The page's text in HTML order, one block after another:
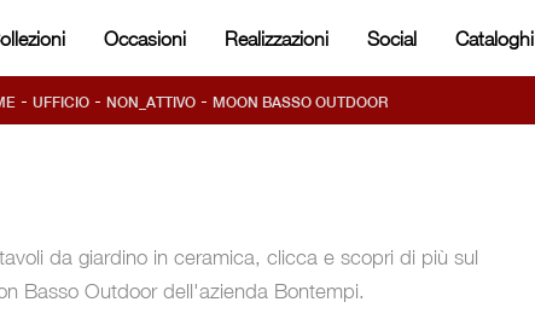
Occasioni Realizzazioni Social Cataloghi
- UFFICIO- NON_ATTIVO - MOON BASSO OUTDOOR
da giardino in ceramica, clicca e scopri di più sul
Basso Outdoor dell'azienda Bontempi.